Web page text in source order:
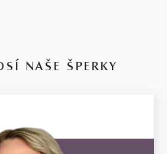
NAŠE ŠPERKY